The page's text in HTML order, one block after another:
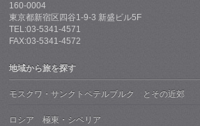
160-0004
東京都新宿区四谷1-9-3 新盛ビル5F
TEL:03-5341-4571
FAX:03-5341-4572
地域から旅を探す
モスクワ・サンクトペテルブルク とその近郊
ロシア 極東・シベリア